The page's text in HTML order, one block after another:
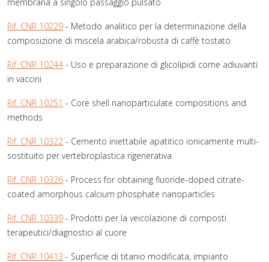
Rif. CNR 10229 - Metodo analitico per la determinazione della
composizione di miscela arabica/robusta di caffè tostato
Rif. CNR 10244 - Uso e preparazione di glicolipidi come adiuvanti
in vaccini
Rif. CNR 10251 - Core shell nanoparticulate compositions and
methods
Rif. CNR 10322 - Cemento iniettabile apatitico ionicamente multi-
sostituito per vertebroplastica rigenerativa
Rif. CNR 10326 - Process for obtaining fluoride-doped citrate-
coated amorphous calcium phosphate nanoparticles
Rif. CNR 10339 - Prodotti per la veicolazione di composti
terapeutici/diagnostici al cuore
Rif. CNR 10413 - Superficie di titanio modificata, impianto